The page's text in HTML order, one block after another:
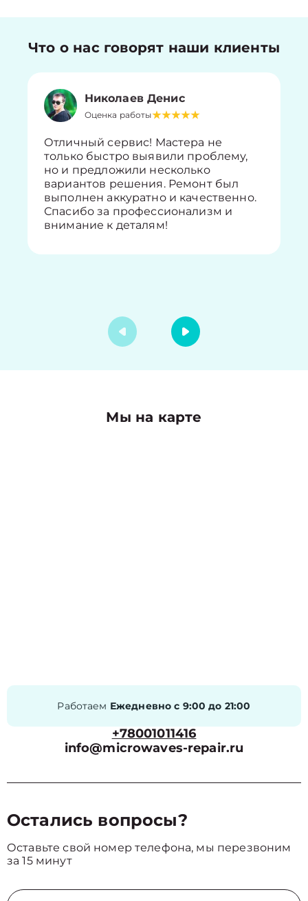
Что о нас говорят наши клиенты
Николаев Денис
Оценка работы
Отличный сервис! Мастера не
только быстро выявили проблему,
но и предложили несколько
вариантов решения. Ремонт был
выполнен аккуратно и качественно.
Спасибо за профессионализм и
внимание к деталям!
Мы на карте
Работаем Ежедневно с 9:00 до 21:00
+78001011416
info@microwaves-repair.ru
Остались вопросы?
Оставьте свой номер телефона, мы перезвоним
за 15 минут